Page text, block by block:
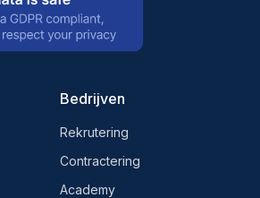
Bedrijven
Rekrutering
Contractering
Academy